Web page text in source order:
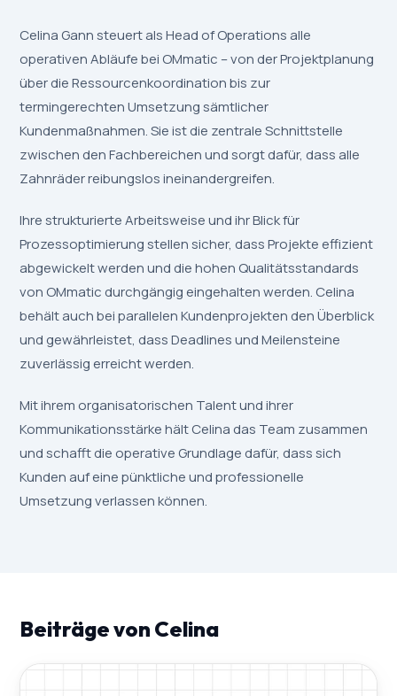
Celina Gann steuert als Head of Operations alle
operativen Abläufe bei OMmatic – von der Projektplanung
über die Ressourcenkoordination bis zur
termingerechten Umsetzung sämtlicher
Kundenmaßnahmen. Sie ist die zentrale Schnittstelle
zwischen den Fachbereichen und sorgt dafür, dass alle
Zahnräder reibungslos ineinandergreifen.
Ihre strukturierte Arbeitsweise und ihr Blick für
Prozessoptimierung stellen sicher, dass Projekte effizient
abgewickelt werden und die hohen Qualitätsstandards
von OMmatic durchgängig eingehalten werden. Celina
behält auch bei parallelen Kundenprojekten den Überblick
und gewährleistet, dass Deadlines und Meilensteine
zuverlässig erreicht werden.
Mit ihrem organisatorischen Talent und ihrer
Kommunikationsstärke hält Celina das Team zusammen
und schafft die operative Grundlage dafür, dass sich
Kunden auf eine pünktliche und professionelle
Umsetzung verlassen können.
Beiträge von Celina